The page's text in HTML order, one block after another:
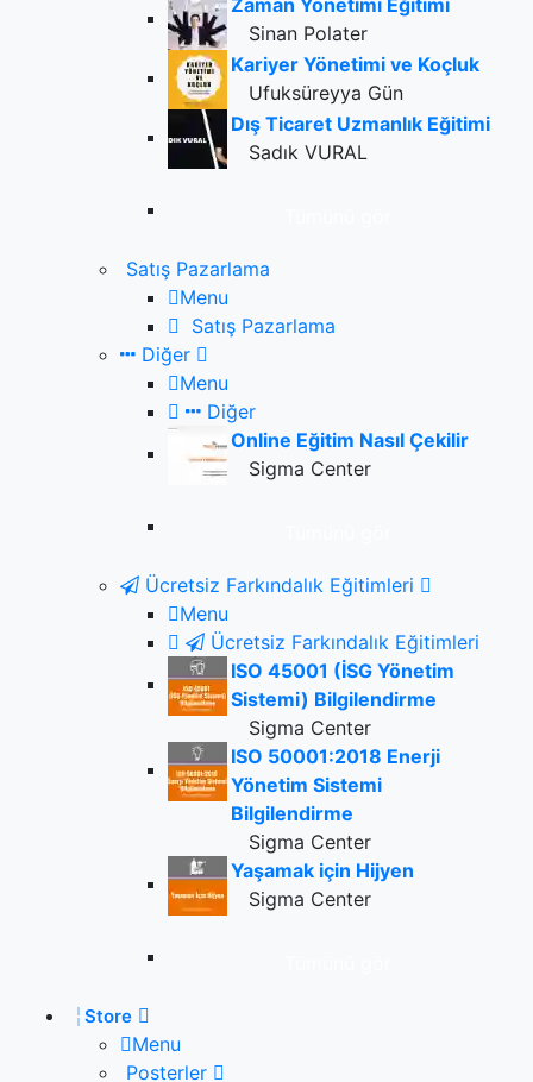
Zaman Yönetimi Eğitimi
Sinan Polater
Kariyer Yönetimi ve Koçluk
Ufuksüreyya Gün
Dış Ticaret Uzmanlık Eğitimi
Sadık VURAL
Satış Pazarlama
Menu
Satış Pazarlama
Diğer
Menu
Diğer
Online Eğitim Nasıl Çekilir
Sigma Center
Ücretsiz Farkındalık Eğitimleri
Menu
Ücretsiz Farkındalık Eğitimleri
ISO 45001 (İSG Yönetim
Sistemi) Bilgilendirme
Sigma Center
ISO 50001:2018 Enerji
Yönetim Sistemi
Bilgilendirme
Sigma Center
Yaşamak için Hijyen
Sigma Center
Store
Menu
Posterler